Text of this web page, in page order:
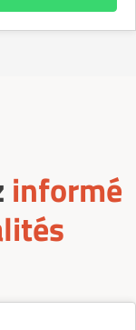
informé